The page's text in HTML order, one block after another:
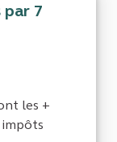
7
les +
impôts